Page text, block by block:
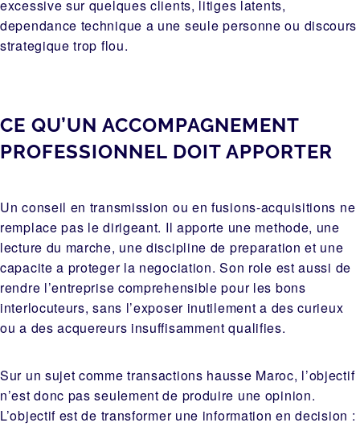
excessive sur quelques clients, litiges latents,
dependance technique a une seule personne ou discours
strategique trop flou.
CE QU’UN ACCOMPAGNEMENT
PROFESSIONNEL DOIT APPORTER
Un conseil en transmission ou en fusions-acquisitions ne
remplace pas le dirigeant. Il apporte une methode, une
lecture du marche, une discipline de preparation et une
capacite a proteger la negociation. Son role est aussi de
rendre l’entreprise comprehensible pour les bons
interlocuteurs, sans l’exposer inutilement a des curieux
ou a des acquereurs insuffisamment qualifies.
Sur un sujet comme transactions hausse Maroc, l’objectif
n’est donc pas seulement de produire une opinion.
L’objectif est de transformer une information en decision :